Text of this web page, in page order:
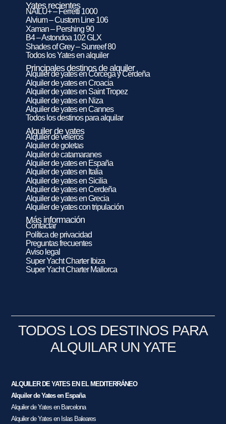
Yates recientes
NAILU+ – Ferretti 1000
Alvium – Custom Line 106
Xaman – Pershing 90
B4 – Astondoa 102 GLX
Shades of Grey – Sunreef 80
Todos los Yates en alquiler
Principales destinos de alquiler
Alquiler de yates en Córcega y Cerdeña
Alquiler de yates en Croacia
Alquiler de yates en Saint Tropez
Alquiler de yates en Niza
Alquiler de yates en Cannes
Todos los destinos para alquilar
Alquiler de yates
Alquiler de veleros
Alquiler de goletas
Alquiler de catamaranes
Alquiler de yates en España
Alquiler de yates en Italia
Alquiler de yates en Sicilia
Alquiler de yates en Cerdeña
Alquiler de yates en Grecia
Alquiler de yates con tripulación
Más información
Contactar
Política de privacidad
Preguntas frecuentes
Aviso legal
Super Yacht Charter Ibiza
Super Yacht Charter Mallorca
TODOS LOS DESTINOS PARA
ALQUILAR UN YATE
ALQUILER DE YATES EN EL MEDITERRÁNEO
Alquiler de Yates en España
Alquiler de Yates en Barcelona
Alquiler de Yates en Islas Baleares